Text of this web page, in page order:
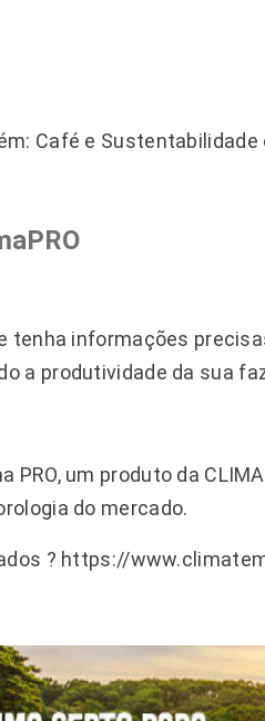
Café e
tenha informações
a produtividade da sua
PRO, um produto da
do mercado.
? https://